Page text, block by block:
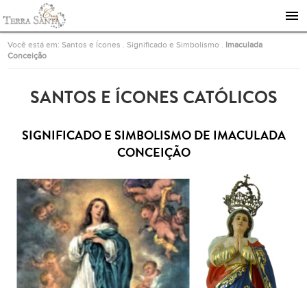
Ir para a página inicial
Você está em:Santos e Ícones .Significado e Simbolismo
Imaculada
Conceição
SANTOS E ÍCONES CATÓLICOS
SIGNIFICADO E SIMBOLISMO DE IMACULADA
CONCEIÇÃO